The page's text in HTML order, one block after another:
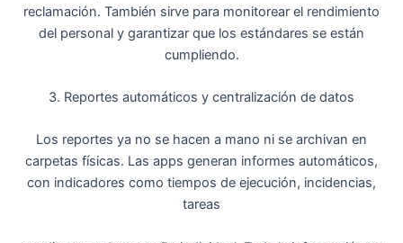
reclamación. También sirve para monitorear el rendimiento
del personal y garantizar que los estándares se están
cumpliendo.
3. Reportes automáticos y centralización de datos
Los reportes ya no se hacen a mano ni se archivan en
carpetas físicas. Las apps generan informes automáticos,
con indicadores como tiempos de ejecución, incidencias,
tareas